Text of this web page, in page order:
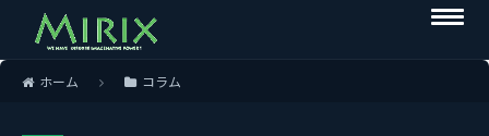
ホーム コラム